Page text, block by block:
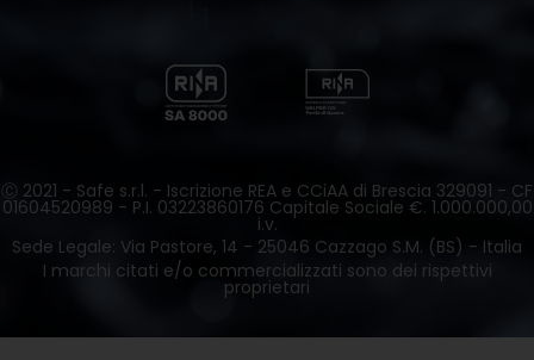
Ⓒ 2021 - Safe s.r.l. - Iscrizione REA e CCiAA di Brescia 329091 - CF
01604520989 - P.I. 03223860176 Capitale Sociale €. 1.000.000,00
i.v.
Sede Legale: Via Pastore, 14 - 25046 Cazzago S.M. (BS) - Italia
I marchi citati e/o commercializzati sono dei rispettivi
proprietari